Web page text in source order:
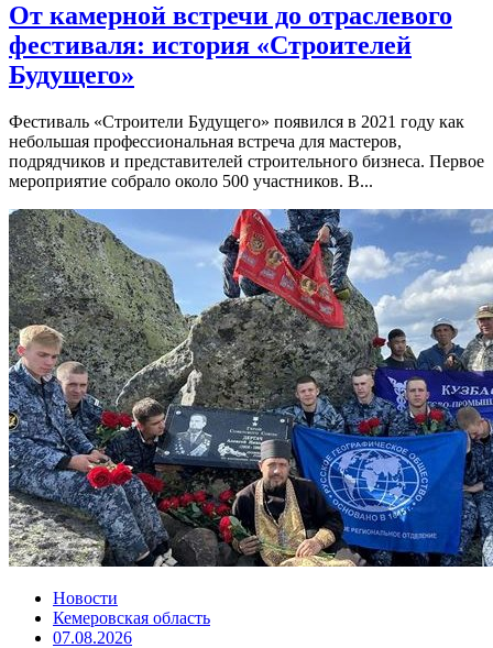
От камерной встречи до отраслевого
фестиваля: история «Строителей
Будущего»
Фестиваль «Строители Будущего» появился в 2021 году как
небольшая профессиональная встреча для мастеров,
подрядчиков и представителей строительного бизнеса. Первое
мероприятие собрало около 500 участников. В...
Новости
Кемеровская область
07.08.2026